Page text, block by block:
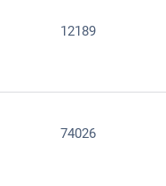
12189
74026